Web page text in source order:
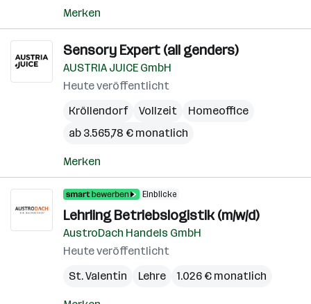
Merken
Sensory Expert (all genders)
AUSTRIA JUICE GmbH
Heute veröffentlicht
Kröllendorf
Vollzeit
Homeoffice
ab 3.565,78 € monatlich
Merken
Einblicke
Lehrling Betriebslogistik (m/w/d)
AustroDach Handels GmbH
Heute veröffentlicht
St. Valentin
Lehre 1.026 € monatlich